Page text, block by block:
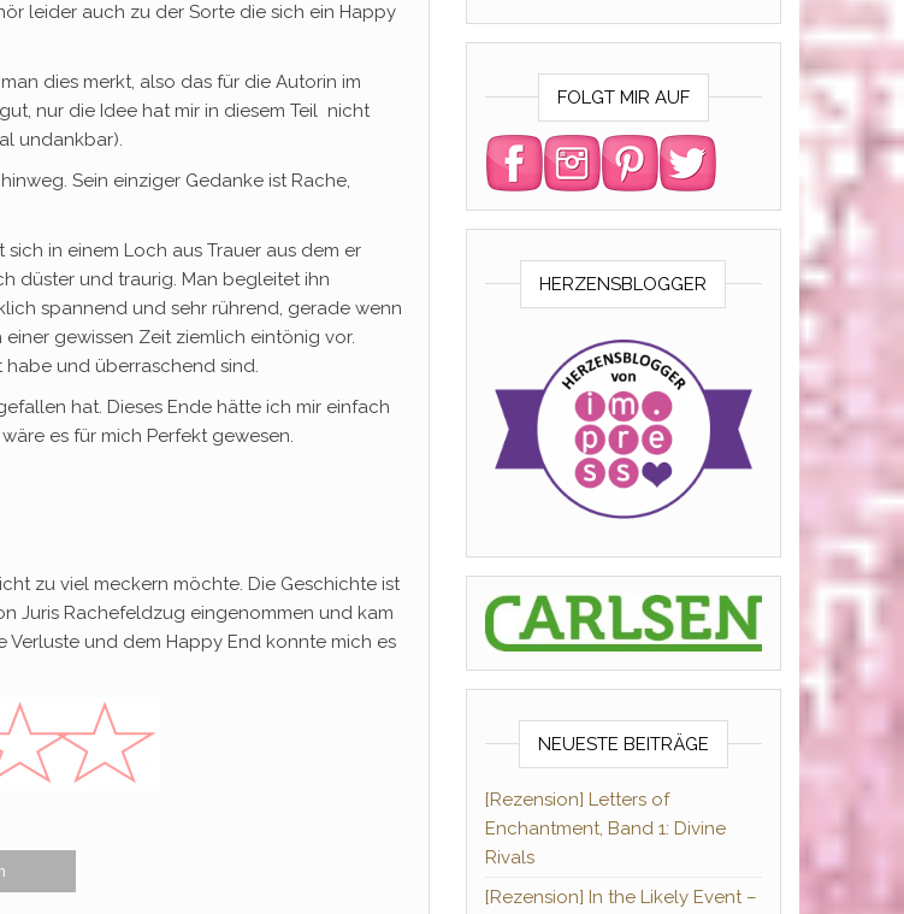
leider auch zu der Sorte die sich ein Happy
dies merkt, also das für die Autorin im
nur die Idee hat mir in diesem Teil nicht
undankbar).
Sein einziger Gedanke ist Rache,
in einem Loch aus Trauer aus dem er
düster und traurig. Man begleitet ihn
spannend und sehr rührend, gerade wenn
gewissen Zeit ziemlich eintönig vor.
und überraschend sind.
hat. Dieses Ende hätte ich mir einfach
es für mich Perfekt gewesen.
zu viel meckern möchte. Die Geschichte ist
Juris Rachefeldzug eingenommen und kam
und dem Happy End konnte mich es
FOLGT MIR AUF
HERZENSBLOGGER
NEUESTE BEITRÄGE
[Rezension] Letters of
Enchantment, Band 1: Divine
Rivals
[Rezension] In the Likely Event –